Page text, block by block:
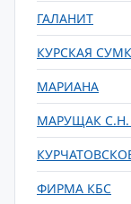
ГАЛАНИТ
КУРСКАЯ
МАРИАНА
МАРУЩАК
ФИРМА КБС